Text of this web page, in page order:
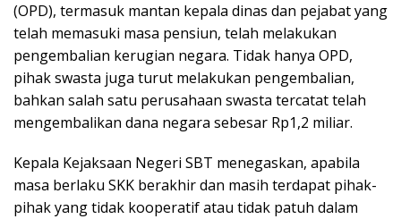
(OPD), termasuk mantan kepala dinas dan pejabat yang
telah memasuki masa pensiun, telah melakukan
pengembalian kerugian negara. Tidak hanya OPD,
pihak swasta juga turut melakukan pengembalian,
bahkan salah satu perusahaan swasta tercatat telah
mengembalikan dana negara sebesar Rp1,2 miliar.
Kepala Kejaksaan Negeri SBT menegaskan, apabila
masa berlaku SKK berakhir dan masih terdapat pihak-
pihak yang tidak kooperatif atau tidak patuh dalam